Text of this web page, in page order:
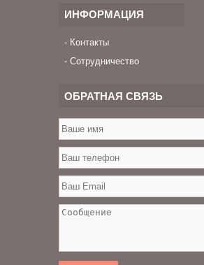
ИНФОРМАЦИЯ
Контакты
Сотрудничество
ОБРАТНАЯ СВЯЗЬ